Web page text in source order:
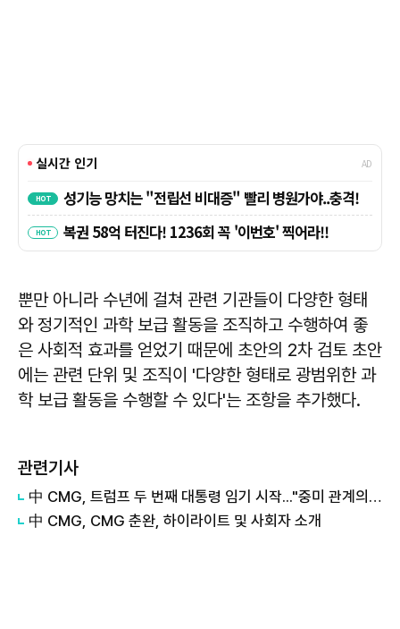
뿐만 아니라 수년에 걸쳐 관련 기관들이 다양한 형태
와 정기적인 과학 보급 활동을 조직하고 수행하여 좋
은 사회적 효과를 얻었기 때문에 초안의 2차 검토 초안
에는 관련 단위 및 조직이 '다양한 형태로 광범위한 과
학 보급 활동을 수행할 수 있다'는 조항을 추가했다.
관련기사
中 CMG, 트럼프 두 번째 대통령 임기 시작..."중미 관계의 좋은 출발 기대"
中 CMG, CMG 춘완, 하이라이트 및 사회자 소개